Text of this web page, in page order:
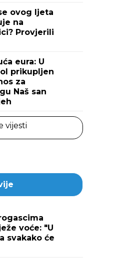
ovog ljeta
na
Provjerili
eura: U
prikupljen
za
Naš san
vijesti
voće: "U
svakako će